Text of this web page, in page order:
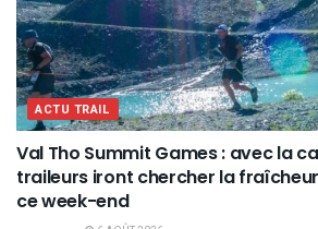
ACTU TRAIL
Val Tho Summit Games : avec la
traileurs iront chercher la
ce week-end